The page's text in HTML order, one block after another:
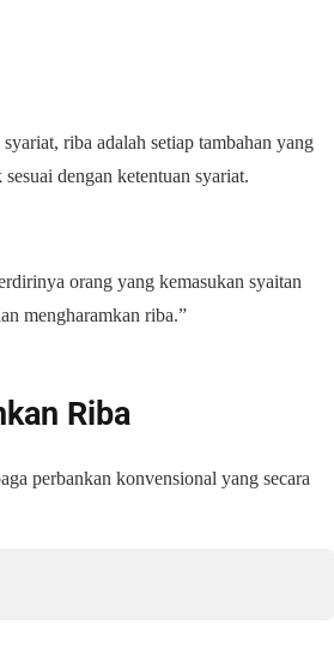
riba adalah setiap tambahan yang
dengan ketentuan syariat.
orang yang kemasukan syaitan
mengharamkan riba.”
Riba
perbankan konvensional yang secara